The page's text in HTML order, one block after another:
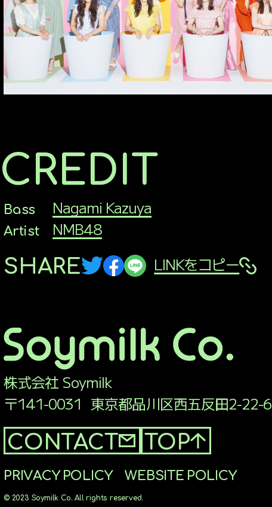
CREDIT
Bass Nagami Kazuya
Artist NMB48
SHARE LINKをコピー
株式会社 Soymilk
〒141-0031 東京都品川区西五反田2-22-6
CONTACT TOP
PRIVACY POLICY WEBSITE POLICY
© 2023 Soymilk Co. All rights reserved.